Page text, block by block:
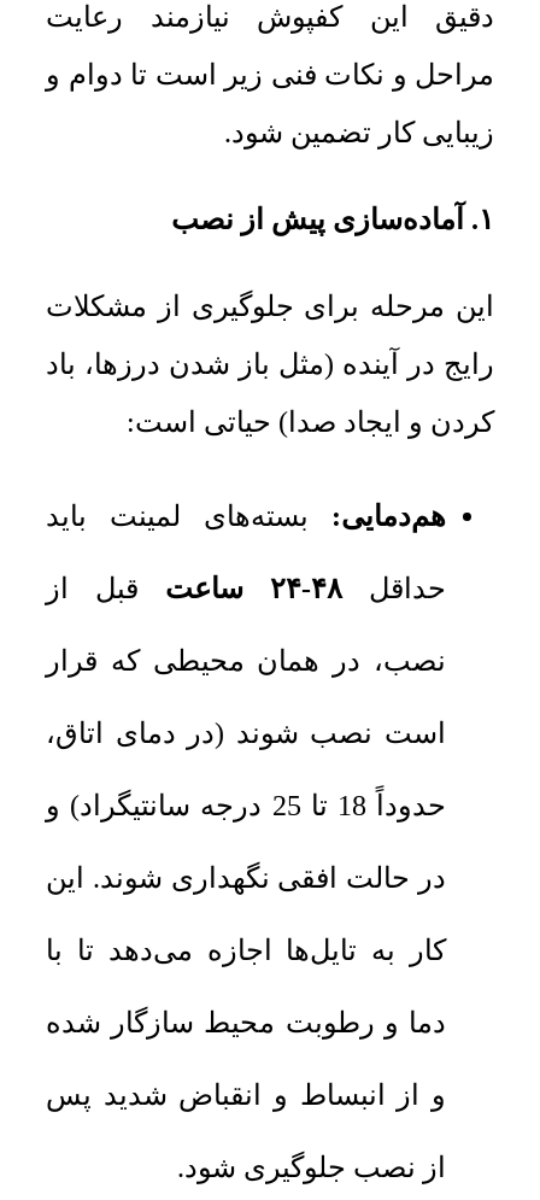
دقیق این کفپوش نیازمند رعایت
مراحل و نکات فنی زیر است تا دوام و
زیبایی کار تضمین شود.
۱. آماده‌سازی پیش از نصب
این مرحله برای جلوگیری از مشکلات
رایج در آینده (مثل باز شدن درزها، باد
کردن و ایجاد صدا) حیاتی است:
هم‌دمایی: بسته‌های لمینت باید
حداقل ۴۸-۲۴ ساعت قبل از
نصب، در همان محیطی که قرار
است نصب شوند (در دمای اتاق،
حدوداً 18 تا 25 درجه سانتیگراد) و
در حالت افقی نگهداری شوند. این
کار به تایل‌ها اجازه می‌دهد تا با
دما و رطوبت محیط سازگار شده
و از انبساط و انقباض شدید پس
از نصب جلوگیری شود.